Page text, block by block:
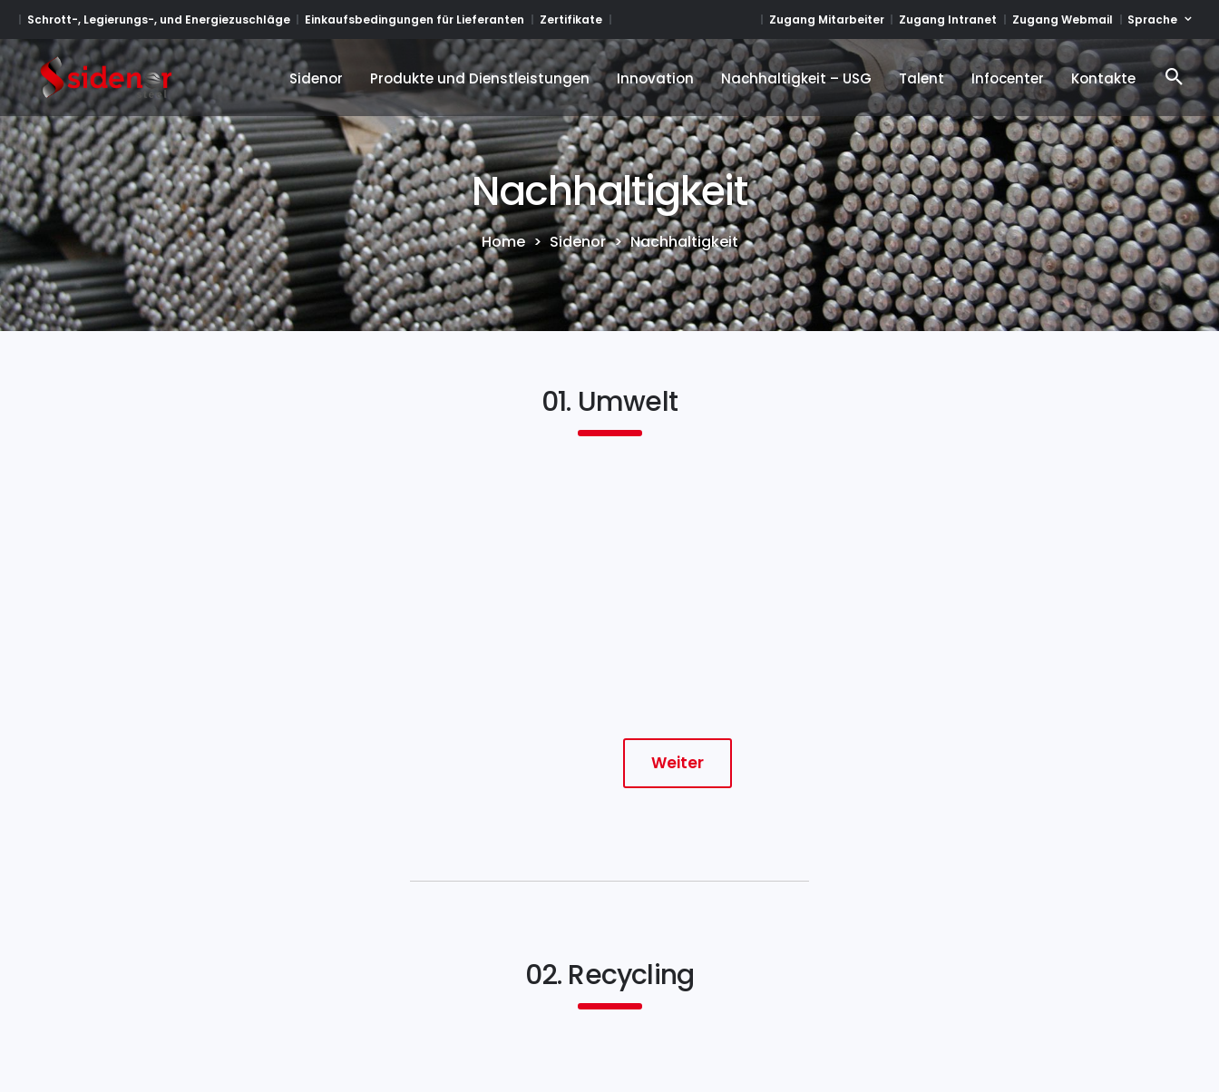
Schrott-, Legierungs-, und Energiezuschläge Einkaufsbedingungen für Lieferanten Zertifikate Zugang Mitarbeiter Zugang Intranet Zugang Webmail Sprache
Sidenor
Sidenor
Produkte und Dienstleistungen
Produkte und Dienstleistungen
Innovation
Innovation
Nachhaltigkeit – USG
Nachhaltigkeit – USG
Talent
Talent
Infocenter
Infocenter
Kontakte
Kontakte
Nachhaltigkeit
Home > Sidenor > Nachhaltigkeit
01. Umwelt
Weiter
02. Recycling